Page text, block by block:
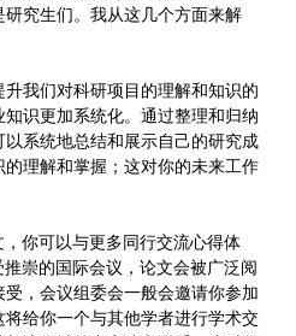
究生们。我从这几个方面来解
我们对科研项目的理解和知识的
识更加系统化。通过整理和归纳
系统地总结和展示自己的研究成
理解和掌握；这对你的未来工作
你可以与更多同行交流心得体
崇的国际会议，论文会被广泛阅
，会议组委会一般会邀请你参加
给你一个与其他学者进行学术交